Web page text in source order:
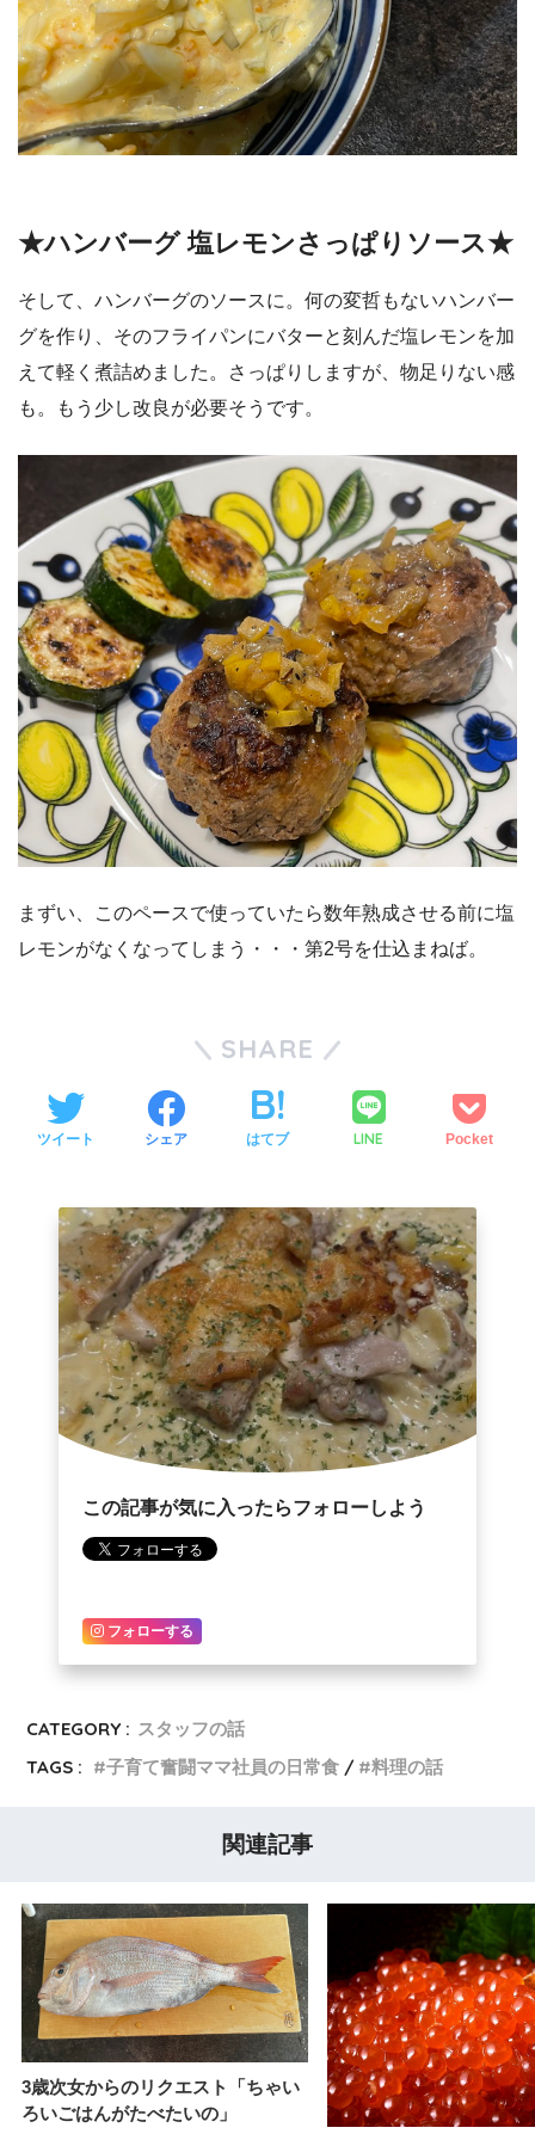
★ハンバーグ 塩レモンさっぱりソース★
そして、ハンバーグのソースに。何の変哲もないハンバー
グを作り、そのフライパンにバターと刻んだ塩レモンを加
えて軽く煮詰めました。さっぱりしますが、物足りない感
も。もう少し改良が必要そうです。
まずい、このペースで使っていたら数年熟成させる前に塩
レモンがなくなってしまう・・・第2号を仕込まねば。
SHARE
ツイート シェア はてブ LINE Pocket
この記事が気に入ったらフォローしよう
フォローする
CATEGORY : スタッフの話
TAGS :
子育て奮闘ママ社員の日常食 料理の話
関連記事
3歳次女からのリクエスト「ちゃい
ろいごはんがたべたいの」